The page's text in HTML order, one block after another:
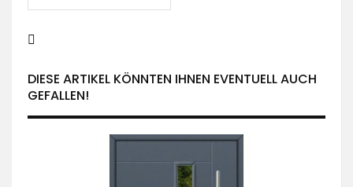
DIESE ARTIKEL KÖNNTEN IHNEN EVENTUELL AUCH
GEFALLEN!